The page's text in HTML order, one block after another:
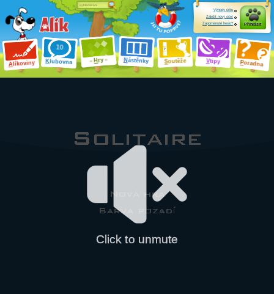
Alíkoviny Klubovna Hry Nástěnky Soutěže Vtipy Poradna
Výhody účtu
Založit nový účet
Zapomenuté heslo?
Přihlásit